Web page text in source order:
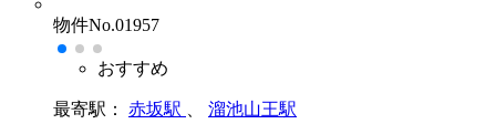
物件No.01957
おすすめ
最寄駅： 赤坂駅 溜池山王駅